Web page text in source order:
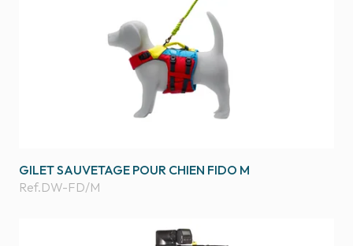
GILET SAUVETAGE POUR CHIEN FIDO M
Ref.DW-FD/M